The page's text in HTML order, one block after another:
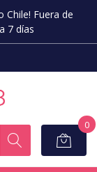
Chile! Fuera de
7 días
0